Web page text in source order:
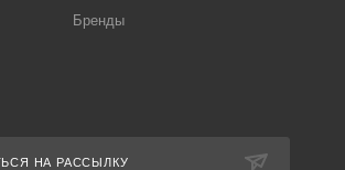
Бренды
НА РАССЫЛКУ